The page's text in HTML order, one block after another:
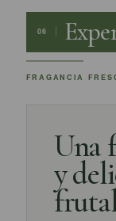
06
FRAGANCIA
Una
y